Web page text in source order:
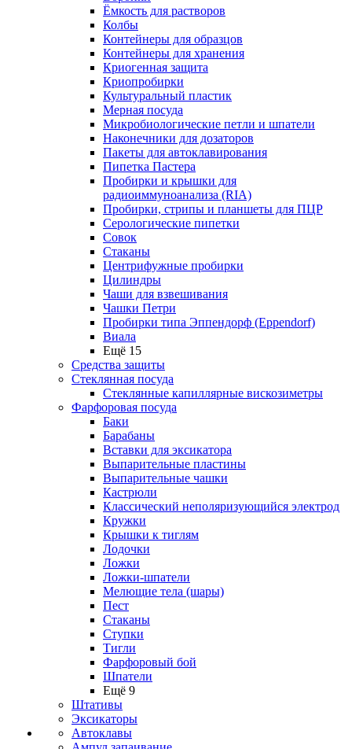
Ёмкость для растворов
Колбы
Контейнеры для образцов
Контейнеры для хранения
Криогенная защита
Криопробирки
Культуральный пластик
Мерная посуда
Микробиологические петли и шпатели
Наконечники для дозаторов
Пакеты для автоклавирования
Пипетка Пастера
Пробирки и крышки для
радиоиммуноанализа (RIA)
Пробирки, стрипы и планшеты для ПЦР
Серологические пипетки
Совок
Стаканы
Центрифужные пробирки
Цилиндры
Чаши для взвешивания
Чашки Петри
Пробирки типа Эппендорф (Eppendorf)
Виала
Ещё 15
Средства защиты
Стеклянная посуда
Стеклянные капиллярные вискозиметры
Фарфоровая посуда
Баки
Барабаны
Вставки для эксикатора
Выпарительные пластины
Выпарительные чашки
Кастрюли
Классический неполяризующийся электрод
Кружки
Крышки к тиглям
Лодочки
Ложки
Ложки-шпатели
Мелющие тела (шары)
Пест
Стаканы
Ступки
Тигли
Фарфоровый бой
Шпатели
Ещё 9
Штативы
Эксикаторы
Автоклавы